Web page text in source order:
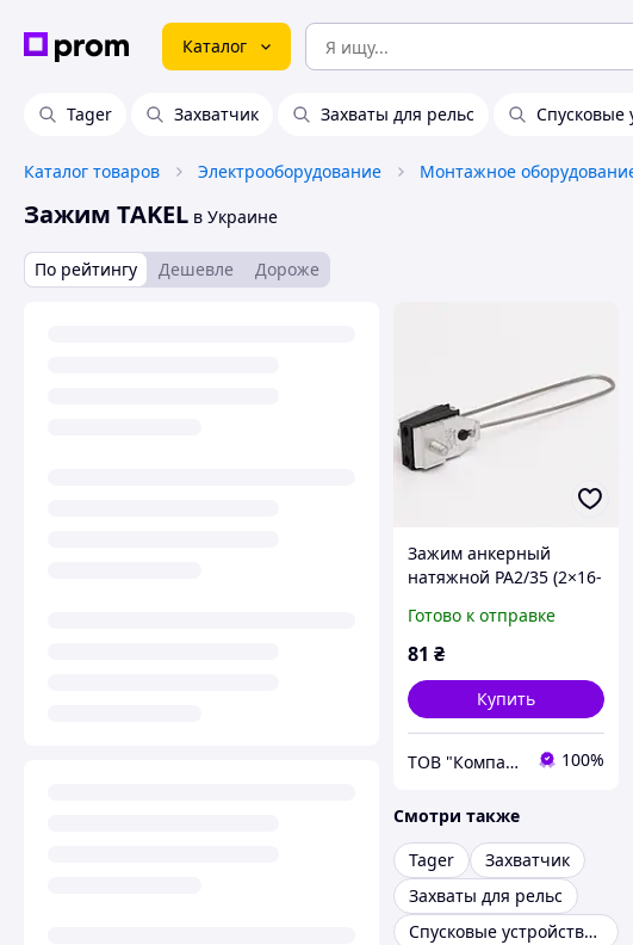
Каталог
Tager Захватчик Захваты для рельс Спусковые
Каталог товаров Электрооборудование Монтажное
Зажим TAKEL в Украине
По рейтингу Дешевле Дороже
Зажим анкерный
натяжной PA2/35 (2×16-
Готово к отправке
81 ₴
Купить
ТОВ "Компанія ЕДС" 100%
Смотри также
Tager
Захватчик
Захваты для рельс
Спусковые устройства и зажимы